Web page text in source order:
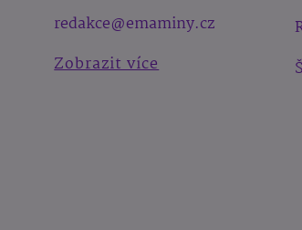
redakce@emaminy.cz
Zobrazit více